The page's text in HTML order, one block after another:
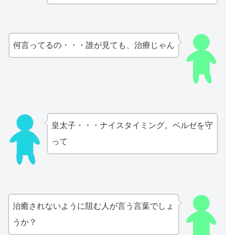
何言ってるの・・・誰が見ても、治療じゃん
皇太子・・・ナイスタイミング。ベルゼを守
って
治癒されないように阻む人が言う言葉でしょ
うか？